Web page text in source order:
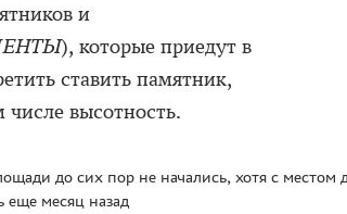
и
), которые приедут в
ставить памятник,
числе высотность.
до сих пор не начались, хотя с местом
еще месяц назад